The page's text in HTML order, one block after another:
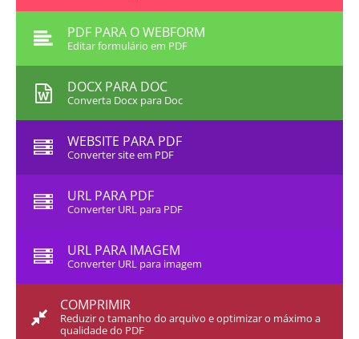
PDF PARA O WEBFORM
Editar formulário em PDF
DOCX PARA DOC
Converta Docx para Doc
WEBSITE PARA PDF
Converter site em PDF
URL PARA PDF
Converter URL para PDF
URL PARA IMAGEM
Converter URL para imagem
COMPRIMIR
Reduzir o tamanho do arquivo e optimizar o máximo a
qualidade do PDF